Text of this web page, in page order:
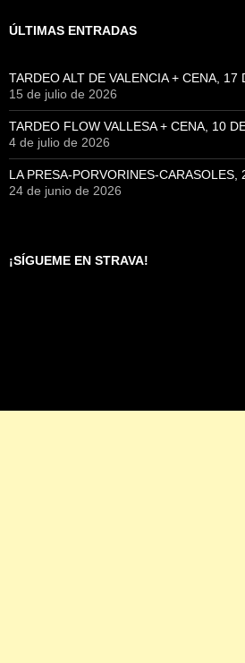
ÚLTIMAS ENTRADAS
TARDEO ALT DE VALENCIA + CENA, 17
15 de julio de 2026
TARDEO FLOW VALLESA + CENA, 10
4 de julio de 2026
LA PRESA-PORVORINES-
24 de junio de 2026
¡SÍGUEME EN STRAVA!